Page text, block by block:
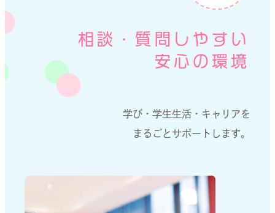
相談・質問しやすい
安心の環境
学び・学生生活・キャリアを
まるごとサポートします。